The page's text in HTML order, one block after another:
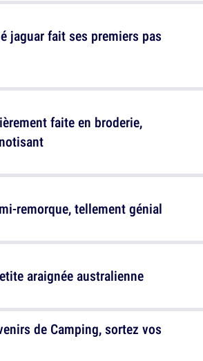
remorque, tellement génial
de Camping, sortez vos
araignée australienne